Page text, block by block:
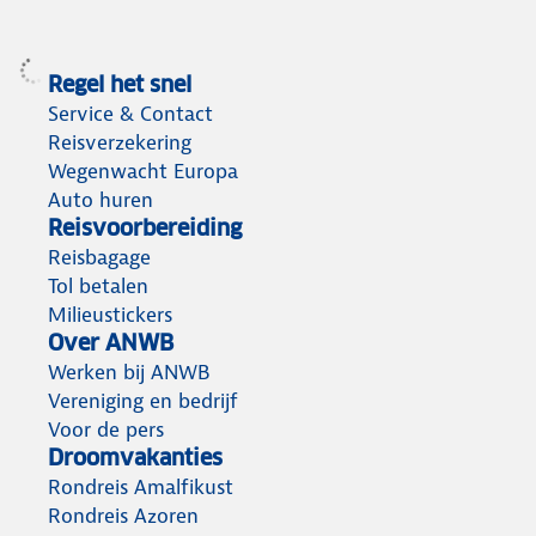
Regel het snel
Service & Contact
Reisverzekering
Wegenwacht Europa
Auto huren
Reisvoorbereiding
Reisbagage
Tol betalen
Milieustickers
Over ANWB
Werken bij ANWB
Vereniging en bedrijf
Voor de pers
Droomvakanties
Rondreis Amalfikust
Rondreis Azoren